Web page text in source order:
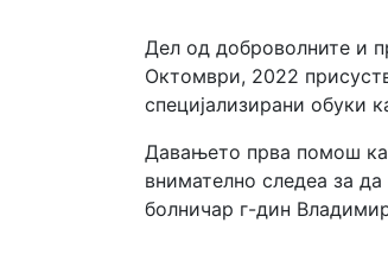
Дел од доброволните и
Октомври, 2022
специјализирани обуки
Давањето прва помош
внимателно следеа за
болничар г-дин